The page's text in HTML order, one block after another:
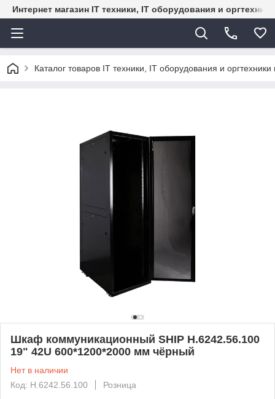
Интернет магазин IT техники, IT оборудования и
Каталог товаров IT техники, IT оборудования и
Шкаф коммуникационный SHIP H.6242.56.100
19" 42U 600*1200*2000 мм чёрный
Нет в наличии
Код: H.6242.56.100
Розница